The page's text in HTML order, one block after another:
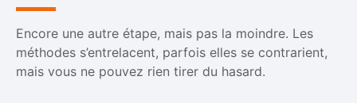
Encore une autre étape, mais pas la moindre. Les
méthodes s’entrelacent, parfois elles se contrarient,
mais vous ne pouvez rien tirer du hasard.